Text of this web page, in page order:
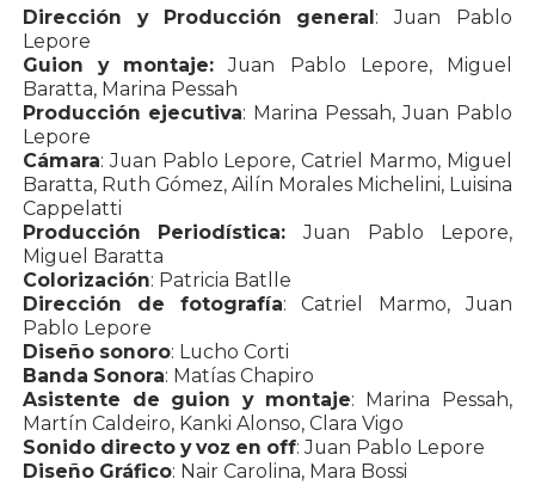
Dirección y Producción general: Juan Pablo
Lepore
Guion y montaje: Juan Pablo Lepore, Miguel
Baratta, Marina Pessah
Producción ejecutiva: Marina Pessah, Juan Pablo
Lepore
Cámara: Juan Pablo Lepore, Catriel Marmo, Miguel
Baratta, Ruth Gómez, Ailín Morales Michelini, Luisina
Cappelatti
Producción Periodística: Juan Pablo Lepore,
Miguel Baratta
Colorización: Patricia Batlle
Dirección de fotografía: Catriel Marmo, Juan
Pablo Lepore
Diseño sonoro: Lucho Corti
Banda Sonora: Matías Chapiro
Asistente de guion y montaje: Marina Pessah,
Martín Caldeiro, Kanki Alonso, Clara Vigo
Sonido directo y voz en off: Juan Pablo Lepore
Diseño Gráfico: Nair Carolina, Mara Bossi